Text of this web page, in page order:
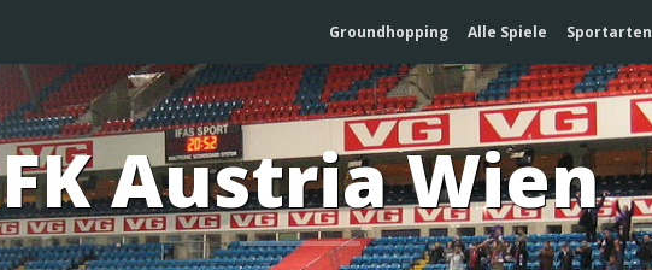
Groundhopping Alle Spiele Sportarten
FK Austria Wien